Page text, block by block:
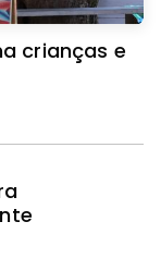
crianças e